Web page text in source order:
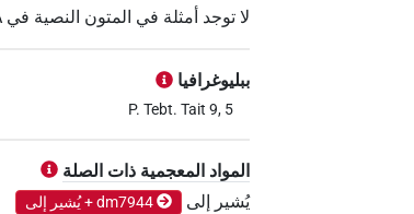
لا توجد أمثلة في المتون النصية في ‏TLA
ببليوغرافيا
P. Tebt. Tait 9, 5
المواد المعجمية ذات الصلة
يُشير إلى
dm7944 + يُشير إلى